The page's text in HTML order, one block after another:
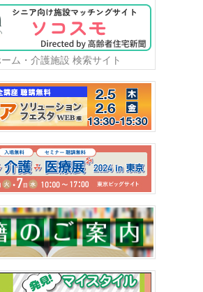
ム・介護施設 検索サイト